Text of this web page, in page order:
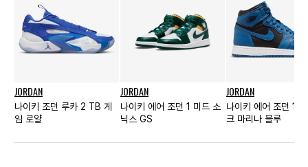
JORDAN
나이키 조던 루카 2 TB 게
임 로얄
JORDAN
나이키 에어 조던 1 미드 소
닉스 GS
JORDAN
나이키 에어 조던 1
크 마리나 블루